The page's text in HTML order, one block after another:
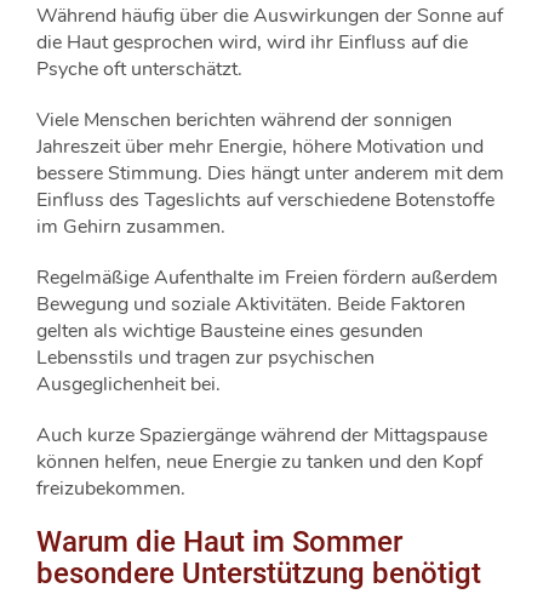
Während häufig über die Auswirkungen der Sonne auf
die Haut gesprochen wird, wird ihr Einfluss auf die
Psyche oft unterschätzt.
Viele Menschen berichten während der sonnigen
Jahreszeit über mehr Energie, höhere Motivation und
bessere Stimmung. Dies hängt unter anderem mit dem
Einfluss des Tageslichts auf verschiedene Botenstoffe
im Gehirn zusammen.
Regelmäßige Aufenthalte im Freien fördern außerdem
Bewegung und soziale Aktivitäten. Beide Faktoren
gelten als wichtige Bausteine eines gesunden
Lebensstils und tragen zur psychischen
Ausgeglichenheit bei.
Auch kurze Spaziergänge während der Mittagspause
können helfen, neue Energie zu tanken und den Kopf
freizubekommen.
Warum die Haut im Sommer
besondere Unterstützung benötigt